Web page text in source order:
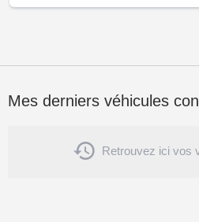
Mes derniers véhicules
 Retrouvez ici vos